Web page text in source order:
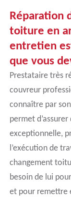
Réparation
toiture en
entretien
que vous
Prestataire très
couvreur
connaître par
permet
exceptionnelle,
l’exécution de
changement
besoin de lui
et pour remettre